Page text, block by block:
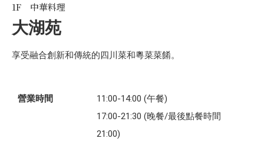
1F 中華料理
大湖苑
享受融合創新和傳統的四川菜和粵菜菜餚。
營業時間
11:00-14:00 (午餐)
17:00-21:30 (晚餐/最後點餐時間
21:00)